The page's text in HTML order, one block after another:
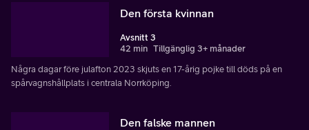
Den första kvinnan
Avsnitt 3
42 min Tillgänglig 3+ månader
Några dagar före julafton 2023 skjuts en 17-årig pojke till döds på en
spårvagnshållplats i centrala Norrköping.
Den falske mannen